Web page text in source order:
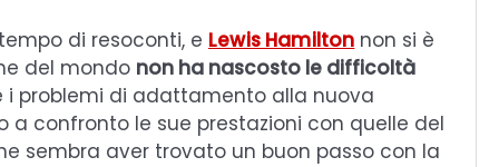
di resoconti, e Lewis Hamilton non si è
del mondo non ha nascosto le difficoltà
problemi di adattamento alla nuova
confronto le sue prestazioni con quelle del
sembra aver trovato un buon passo con la